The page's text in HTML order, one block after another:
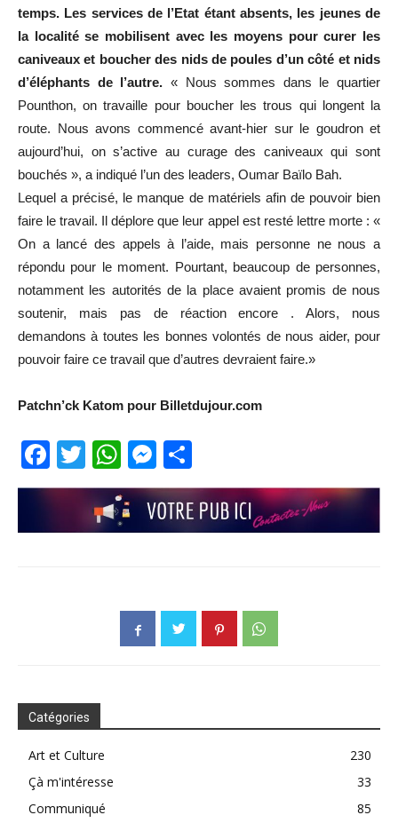
temps. Les services de l’Etat étant absents, les jeunes de
la localité se mobilisent avec les moyens pour curer les
caniveaux et boucher des nids de poules d’un côté et nids
d’éléphants de l’autre. « Nous sommes dans le quartier
Pounthon, on travaille pour boucher les trous qui longent la
route. Nous avons commencé avant-hier sur le goudron et
aujourd’hui, on s’active au curage des caniveaux qui sont
bouchés », a indiqué l’un des leaders, Oumar Baïlo Bah.
Lequel a précisé, le manque de matériels afin de pouvoir bien
faire le travail. Il déplore que leur appel est resté lettre morte : «
On a lancé des appels à l’aide, mais personne ne nous a
répondu pour le moment. Pourtant, beaucoup de personnes,
notamment les autorités de la place avaient promis de nous
soutenir, mais pas de réaction encore . Alors, nous
demandons à toutes les bonnes volontés de nous aider, pour
pouvoir faire ce travail que d’autres devraient faire.»
Patchn’ck Katom pour Billetdujour.com
Facebook
TwitterWhatsApp
Messenger
Catégories
Art et Culture
230
Çà m'intéresse
33
Communiqué
85